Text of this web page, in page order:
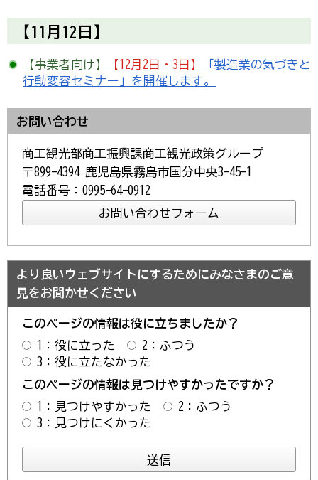
【11月12日】
【事業者向け】 【12月2日・3日】
「製造業の気づきと
行動変容セミナー」を開催します。
お問い合わせ
商工観光部商工振興課商工観光政策グループ
〒899-4394 鹿児島県霧島市国分中央3-45-1
電話番号：0995-64-0912
より良いウェブサイトにするためにみなさまのご意
見をお聞かせください
このページの情報は役に立ちましたか？
1：役に立った
2：ふつう
3：役に立たなかった
このページの情報は見つけやすかったですか？
1：見つけやすかった
2：ふつう
3：見つけにくかった